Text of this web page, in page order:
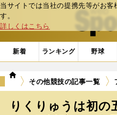
当サイトでは当社の提携先等がお
す。
詳しくはこちら
web Sportiva (webスポルテ
新着 ランキング 野球
we
ポ
その他競技の記事一覧
りくりゅうは初の